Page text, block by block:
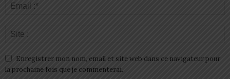
Enregistrer mon nom, email et site web dans ce navigateur pour
la prochaine fois que je commenterai.